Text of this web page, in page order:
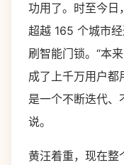
功用了。时至今日
超越 165 个城市
刷智能门锁。“本
成了上千万用户都
是一个不断迭代、
说。
黄汪着重，现在整